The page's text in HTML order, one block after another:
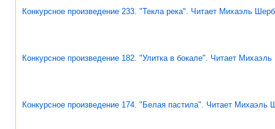
Конкурсное произведение 233. "Текла река". Читает Михаэль Шерб
Конкурсное произведение 182. "Улитка в бокале". Читает
Конкурсное произведение 174. "Белая пастила". Читает Михаэль